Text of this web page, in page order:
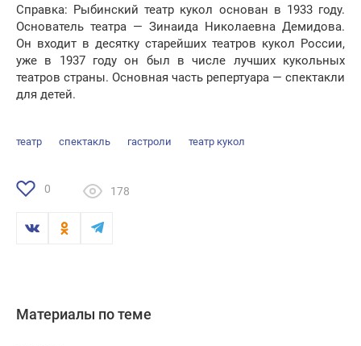
Справка: Рыбинский театр кукол основан в 1933 году.
Основатель театра — Зинаида Николаевна Демидова.
Он входит в десятку старейших театров кукол России,
уже в 1937 году он был в числе лучших кукольных
театров страны. Основная часть репертуара — спектакли
для детей.
театр спектакль гастроли театр кукол
0 178
Материалы по теме